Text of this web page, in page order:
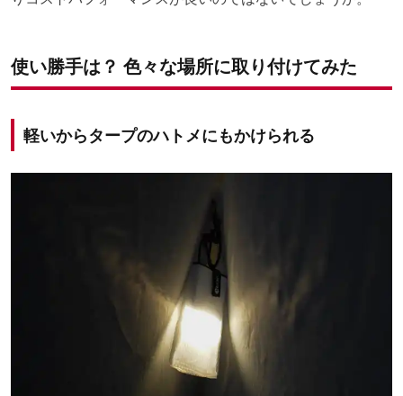
使い勝手は？ 色々な場所に取り付けてみた
軽いからタープのハトメにもかけられる